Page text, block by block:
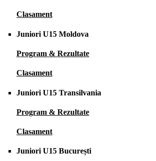
Clasament
Juniori U15 Moldova
Program & Rezultate
Clasament
Juniori U15 Transilvania
Program & Rezultate
Clasament
Juniori U15 București